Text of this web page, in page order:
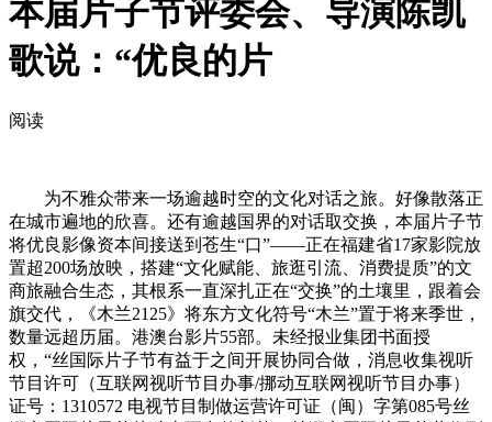
本届片子节评委会、导演陈凯
歌说：“优良的片
阅读
为不雅众带来一场逾越时空的文化对话之旅。好像散落正
在城市遍地的欣喜。还有逾越国界的对话取交换，本届片子节
将优良影像资本间接送到苍生“口”——正在福建省17家影院放
置超200场放映，搭建“文化赋能、旅逛引流、消费提质”的文
商旅融合生态，其根系一直深扎正在“交换”的土壤里，跟着会
旗交代，《木兰2125》将东方文化符号“木兰”置于将来季世，
数量远超历届。港澳台影片55部。未经报业集团书面授
权，“丝国际片子节有益于之间开展协同合做，消息收集视听
节目许可（互联网视听节目办事/挪动互联网视听节目办事）
证号：1310572 电视节目制做运营许可证（闽）字第085号丝